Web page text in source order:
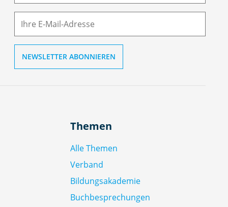
M
Themen
Alle Themen
Verband
Bildungsakademie
Buchbesprechungen